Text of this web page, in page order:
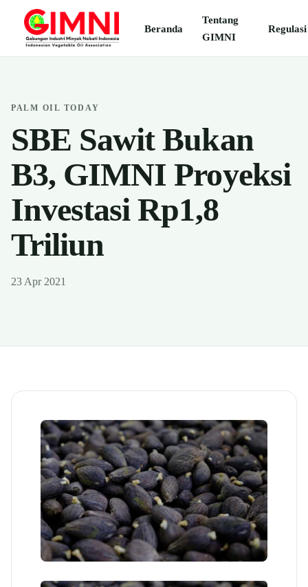
Beranda
Tentang
GIMNI
Regulasi
PALM OIL TODAY
SBE Sawit Bukan
B3, GIMNI Proyeksi
Investasi Rp1,8
Triliun
23 Apr 2021